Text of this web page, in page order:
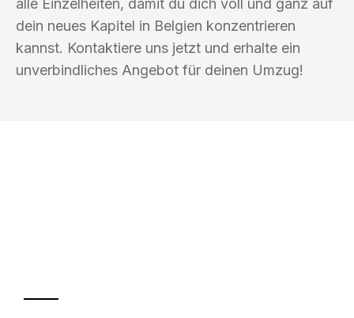
alle Einzelheiten, damit du dich voll und ganz auf
dein neues Kapitel in Belgien konzentrieren
kannst. Kontaktiere uns jetzt und erhalte ein
unverbindliches Angebot für deinen Umzug!